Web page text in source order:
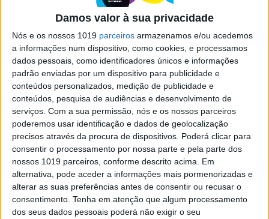
Damos valor à sua privacidade
Nós e os nossos 1019 parceiros armazenamos e/ou acedemos
a informações num dispositivo, como cookies, e processamos
dados pessoais, como identificadores únicos e informações
padrão enviadas por um dispositivo para publicidade e
conteúdos personalizados, medição de publicidade e
conteúdos, pesquisa de audiências e desenvolvimento de
serviços. Com a sua permissão, nós e os nossos parceiros
poderemos usar identificação e dados de geolocalização
precisos através da procura de dispositivos. Poderá clicar para
consentir o processamento por nossa parte e pela parte dos
nossos 1019 parceiros, conforme descrito acima. Em
alternativa, pode aceder a informações mais pormenorizadas e
alterar as suas preferências antes de consentir ou recusar o
consentimento. Tenha em atenção que algum processamento
dos seus dados pessoais poderá não exigir o seu
ESG TALKS
João Galamba: “Temos de dissociar o
crescimento económico das
emissões, mas dissociá-lo das
matérias-primas é um desafio ainda
maior”
O secretário de Estado do Ambiente e Energia
esteve nas ESG Talks para falar dos desafios no
caminho para uma economia mais circular,
“essencial em qualquer processo de
descarbonização”, e no papel do Estado na sua
aceleração